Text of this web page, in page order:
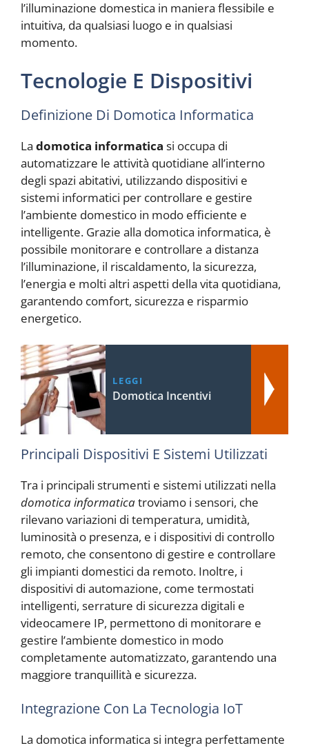
l’illuminazione domestica in maniera flessibile e
intuitiva, da qualsiasi luogo e in qualsiasi
momento.
Tecnologie E Dispositivi
Definizione Di Domotica Informatica
La domotica informatica si occupa di
automatizzare le attività quotidiane all’interno
degli spazi abitativi, utilizzando dispositivi e
sistemi informatici per controllare e gestire
l’ambiente domestico in modo efficiente e
intelligente. Grazie alla domotica informatica, è
possibile monitorare e controllare a distanza
l’illuminazione, il riscaldamento, la sicurezza,
l’energia e molti altri aspetti della vita quotidiana,
garantendo comfort, sicurezza e risparmio
energetico.
LEGGI
Domotica Incentivi
Principali Dispositivi E Sistemi Utilizzati
Tra i principali strumenti e sistemi utilizzati nella
domotica informaticatroviamo i sensori, che
rilevano variazioni di temperatura, umidità,
luminosità o presenza, e i dispositivi di controllo
remoto, che consentono di gestire e controllare
gli impianti domestici da remoto. Inoltre, i
dispositivi di automazione, come termostati
intelligenti, serrature di sicurezza digitali e
videocamere IP, permettono di monitorare e
gestire l’ambiente domestico in modo
completamente automatizzato, garantendo una
maggiore tranquillità e sicurezza.
Integrazione Con La Tecnologia IoT
La domotica informatica si integra perfettamente